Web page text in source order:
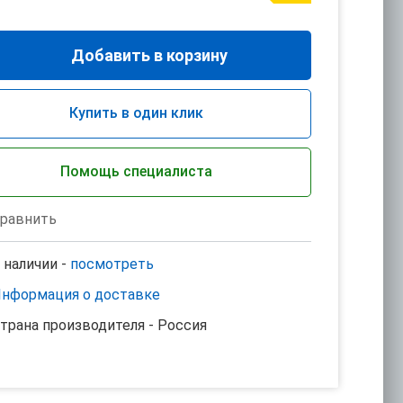
Добавить в корзину
Купить в один клик
Помощь специалиста
наличии - посмотреть
о доставке
производителя - Россия